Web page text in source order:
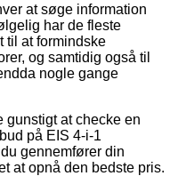
at søge information
har de fleste
til at formindske
og samtidig også til
nogle gange
at checke en
på EIS 4-i-1
gennemfører din
at opnå den bedste pris.